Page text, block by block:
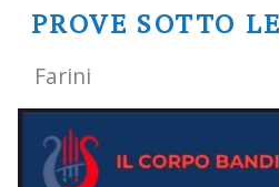
PROVE SOTTO
Farini